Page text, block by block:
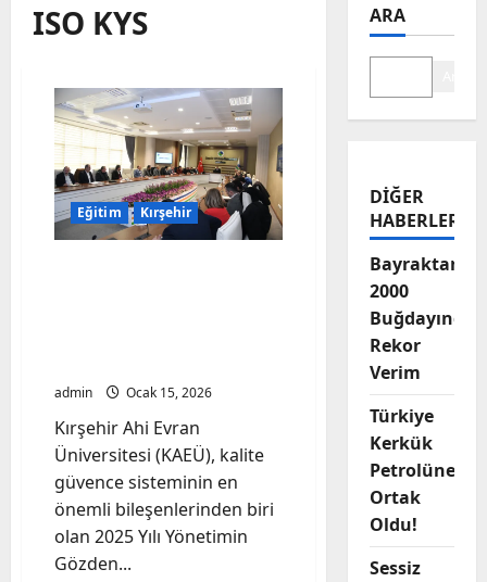
ISO KYS
Eğitim Kırşehir
admin Ocak 15, 2026
Kırşehir Ahi Evran
Üniversitesi (KAEÜ), kalite
güvence sisteminin en
önemli bileşenlerinden biri
olan 2025 Yılı Yönetimin
Gözden...
ARA
DIĞER
HABERLER
Bayraktar-
2000
Buğdayında
Rekor
Verim
Türkiye
Kerkük
Petrolüne
Ortak
Oldu!
Sessiz